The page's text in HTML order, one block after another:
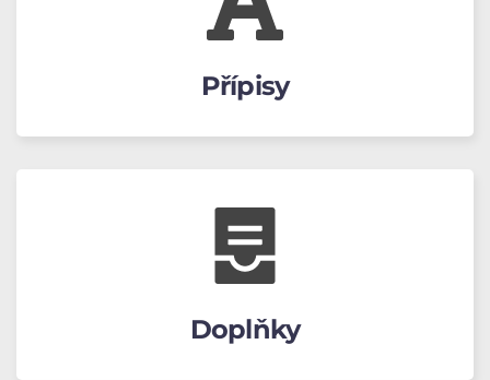
Přípisy
Doplňky